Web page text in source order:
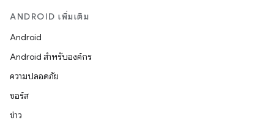
ANDROID เพิ่มเติม
Android
Android สำหรับองค์กร
ความปลอดภัย
ซอร์ส
ข่าว